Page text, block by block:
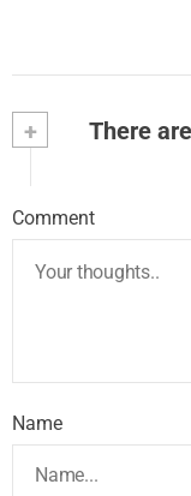
+ There
Comment
Name